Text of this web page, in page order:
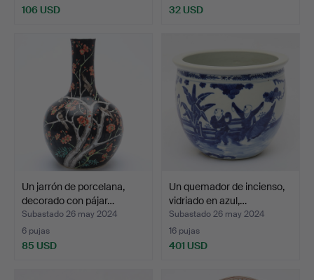
106 USD 32 USD
Un jarrón de porcelana,
decorado con pájar…
Subastado 26 may 2024
6 pujas
85 USD
Un quemador de incienso,
vidriado en azul,…
Subastado 26 may 2024
16 pujas
401 USD